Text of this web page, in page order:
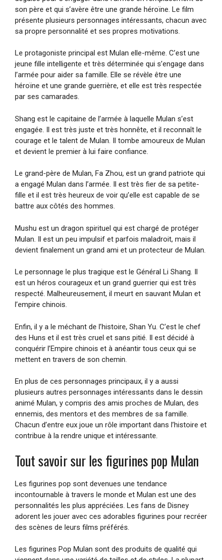
son père et qui s’avère être une grande héroïne. Le film
présente plusieurs personnages intéressants, chacun avec
sa propre personnalité et ses propres motivations.
Le protagoniste principal est Mulan elle-même. C’est une
jeune fille intelligente et très déterminée qui s’engage dans
l’armée pour aider sa famille. Elle se révèle être une
héroïne et une grande guerrière, et elle est très respectée
par ses camarades.
Shang est le capitaine de l’armée à laquelle Mulan s’est
engagée. Il est très juste et très honnête, et il reconnaît le
courage et le talent de Mulan. Il tombe amoureux de Mulan
et devient le premier à lui faire confiance.
Le grand-père de Mulan, Fa Zhou, est un grand patriote qui
a engagé Mulan dans l’armée. Il est très fier de sa petite-
fille et il est très heureux de voir qu’elle est capable de se
battre aux côtés des hommes.
Mushu est un dragon spirituel qui est chargé de protéger
Mulan. Il est un peu impulsif et parfois maladroit, mais il
devient finalement un grand ami et un protecteur de Mulan.
Le personnage le plus tragique est le Général Li Shang. Il
est un héros courageux et un grand guerrier qui est très
respecté. Malheureusement, il meurt en sauvant Mulan et
l’empire chinois.
Enfin, il y a le méchant de l’histoire, Shan Yu. C’est le chef
des Huns et il est très cruel et sans pitié. Il est décidé à
conquérir l’Empire chinois et à anéantir tous ceux qui se
mettent en travers de son chemin.
En plus de ces personnages principaux, il y a aussi
plusieurs autres personnages intéressants dans le dessin
animé Mulan, y compris des amis proches de Mulan, des
ennemis, des mentors et des membres de sa famille.
Chacun d’entre eux joue un rôle important dans l’histoire et
contribue à la rendre unique et intéressante.
Tout savoir sur les figurines pop Mulan
Les figurines pop sont devenues une tendance
incontournable à travers le monde et Mulan est une des
personnalités les plus appréciées. Les fans de Disney
adorent les jouer avec ces adorables figurines pour recréer
des scènes de leurs films préférés.
Les figurines Pop Mulan sont des produits de qualité qui